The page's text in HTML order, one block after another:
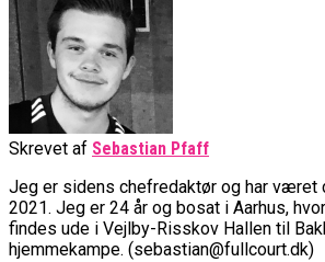
Skrevet af Sebastian Pfaff
Jeg er sidens chefredaktør og har været
2021. Jeg er 24 år og bosat i Aarhus,
findes ude i Vejlby-Risskov Hallen til
hjemmekampe. (sebastian@fullcourt.dk)